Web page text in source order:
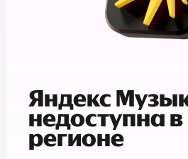
Яндекс
недоступна
регионе